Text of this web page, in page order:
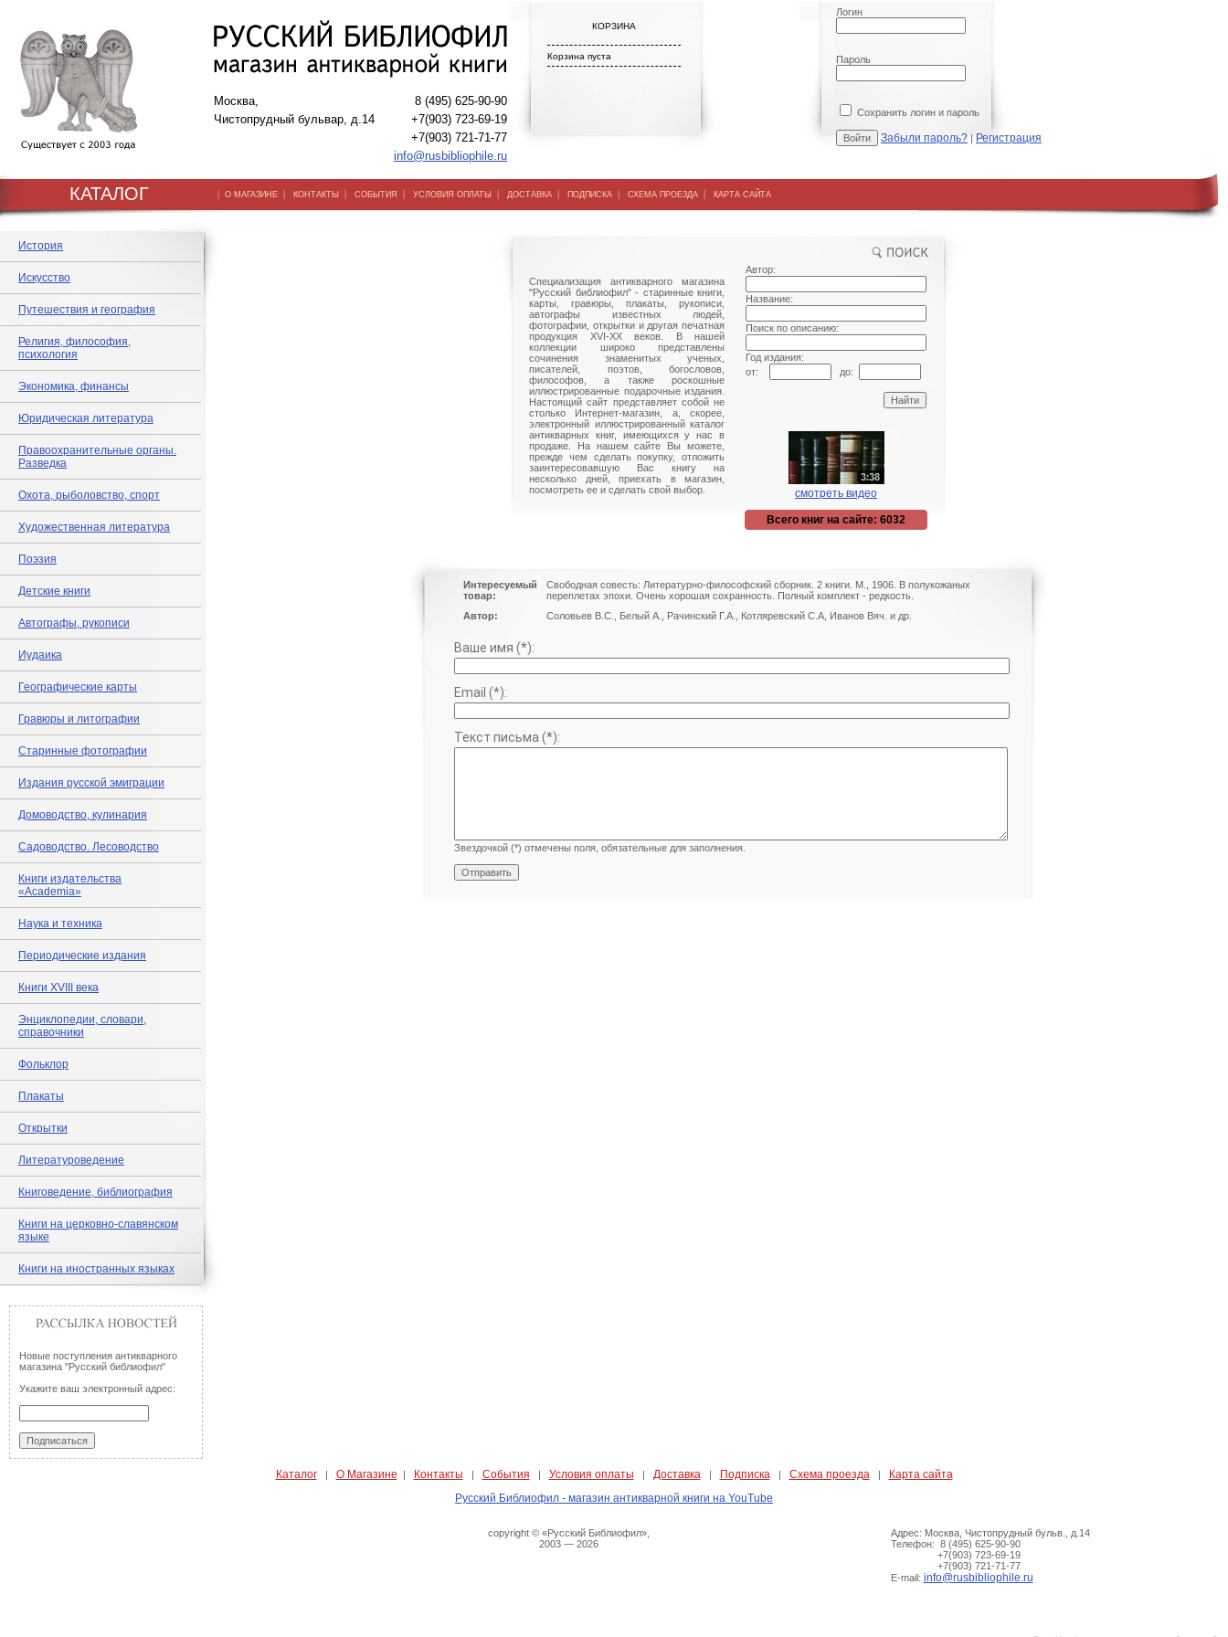
Москва,
Чистопрудный бульвар, д.14
8 (495) 625-90-90
+7(903) 723-69-19
+7(903) 721-71-77
info@rusbibliophile.ru
КОРЗИНА
Корзина пуста
Логин
Пароль
Сохранить логин и пароль
Забыли пароль? | Регистрация
КАТАЛОГ | О МАГАЗИНЕ | КОНТАКТЫ | СОБЫТИЯ | УСЛОВИЯ ОПЛАТЫ | ДОСТАВКА | ПОДПИСКА | СХЕМА ПРОЕЗДА | КАРТА САЙТА
История
Искусство
Путешествия и география
Религия, философия,
психология
Экономика, финансы
Юридическая литература
Правоохранительные органы.
Разведка
Охота, рыболовство, спорт
Художественная литература
Поэзия
Детские книги
Автографы, рукописи
Иудаика
Географические карты
Гравюры и литографии
Старинные фотографии
Издания русской эмиграции
Домоводство, кулинария
Садоводство. Лесоводство
Книги издательства
«Academia»
Наука и техника
Периодические издания
Книги XVIII века
Энциклопедии, словари,
справочники
Фольклор
Плакаты
Открытки
Литературоведение
Книговедение, библиография
Книги на церковно-славянском
языке
Книги на иностранных языках
Новые поступления антикварного
магазина "Русский библиофил"
Укажите ваш электронный адрес:
Специализация антикварного магазина
"Русский библиофил" - старинные книги,
карты, гравюры, плакаты, рукописи,
автографы известных людей,
фотографии, открытки и другая печатная
продукция XVI-XX веков. В нашей
коллекции широко представлены
сочинения знаменитых ученых,
писателей, поэтов, богословов,
философов, а также роскошные
иллюстрированные подарочные издания.
Настоящий сайт представляет собой не
столько Интернет-магазин, а, скорее,
электронный иллюстрированный каталог
антикварных книг, имеющихся у нас в
продаже. На нашем сайте Вы можете,
прежде чем сделать покупку, отложить
заинтересовавшую Вас книгу на
несколько дней, приехать в магазин,
посмотреть ее и сделать свой выбор.
Автор:
Название:
Поиск по описанию:
Год издания:
от:
до:
смотреть видео
Всего книг на сайте: 6032
Интересуемый
товар:
Свободная совесть: Литературно-философский сборник. 2 книги. М., 1906. В полукожаных
переплетах эпохи. Очень хорошая сохранность. Полный комплект - редкость.
Автор:
Соловьев В.С., Белый А., Рачинский Г.А., Котляревский С.А, Иванов Вяч. и др.
Ваше имя (*):
Email (*):
Текст письма (*):
Звездочкой (*) отмечены поля, обязательные для заполнения.
Каталог| О Магазине | Контакты | События | Условия оплаты | Доставка | Подписка | Схема проезда |
Карта сайта
Русский Библиофил - магазин антикварной книги на YouTube
copyright © «Русский Библиофил»,
2003 — 2026
Адрес: Москва, Чистопрудный бульв., д.14
Телефон: 8 (495) 625-90-90
+7(903) 723-69-19
+7(903) 721-71-77
E-mail: info@rusbibliophile.ru